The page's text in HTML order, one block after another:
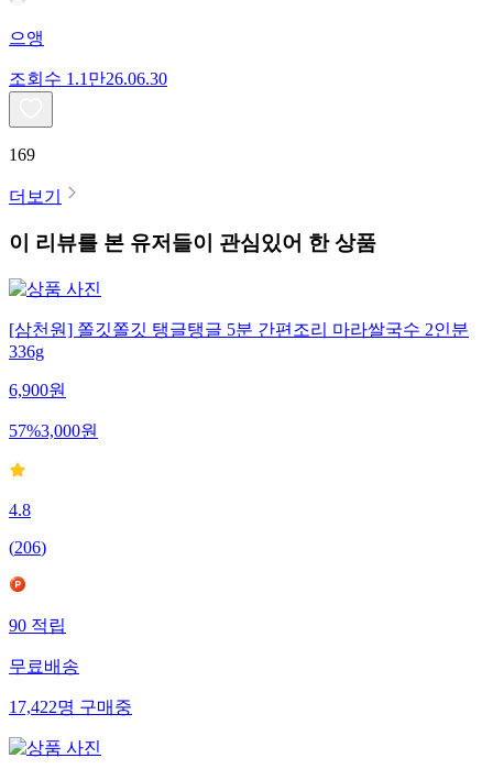
으앵
조회수 1.1만26.06.30
169
더보기
이 리뷰를 본 유저들이 관심있어 한 상품
[삼천원] 쫄깃쫄깃 탱글탱글 5분 간편조리 마라쌀국수 2인분
336g
6,900원
57%3,000원
4.8
(206)
90 적립
무료배송
17,422명 구매중